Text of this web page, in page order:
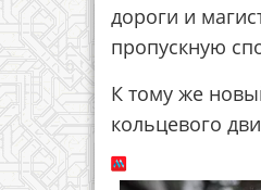
дороги и
пропускную
К тому же
кольцевого